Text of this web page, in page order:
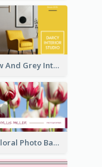
Yellow And Grey Interior Studio Business Card
Pink Floral Photo Background Photographer Business Card